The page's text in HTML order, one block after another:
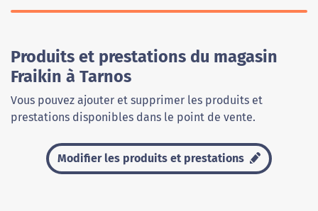
Produits et prestations du magasin
Fraikin à Tarnos
Vous pouvez ajouter et supprimer les produits et
prestations disponibles dans le point de vente.
Modifier les produits et prestations